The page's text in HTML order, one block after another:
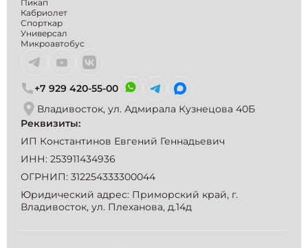
+7 929 420-55-00
Владивосток, ул. Адмирала Кузнецова 40Б
Реквизиты:
ИП Константинов Евгений Геннадьевич
ИНН: 253911434936
ОГРНИП: 312254333300044
Юридический адрес: Приморский край, г.
Владивосток, ул. Плеханова, д.14д
Пикап
Кабриолет
Спорткар
Универсал
Микроавтобус